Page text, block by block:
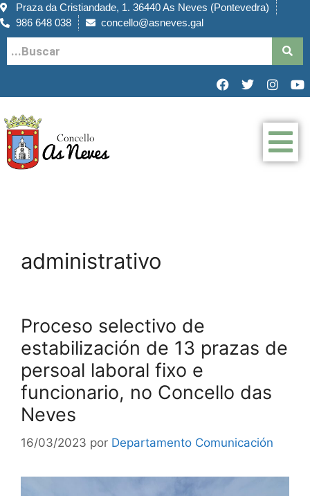
Praza da Cristiandade, 1. 36440 As Neves (Pontevedra)
986 648 038
concello@asneves.gal
administrativo
Proceso selectivo de
estabilización de 13 prazas de
persoal laboral fixo e
funcionario, no Concello das
Neves
16/03/2023 por Departamento Comunicación